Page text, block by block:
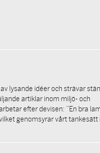
lysande idéer och strävar
artiklar inom miljö- och
efter devisen: ”En bra
genomsyrar vårt tankesätt